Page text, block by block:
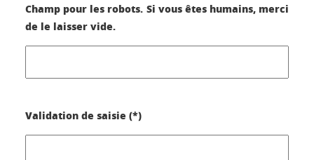
Champ pour les robots. Si vous êtes humains, merci
de le laisser vide.
Validation de saisie (*)